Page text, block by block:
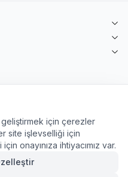
için çerezler
site işlevselliği için
onayınıza ihtiyacımız var.